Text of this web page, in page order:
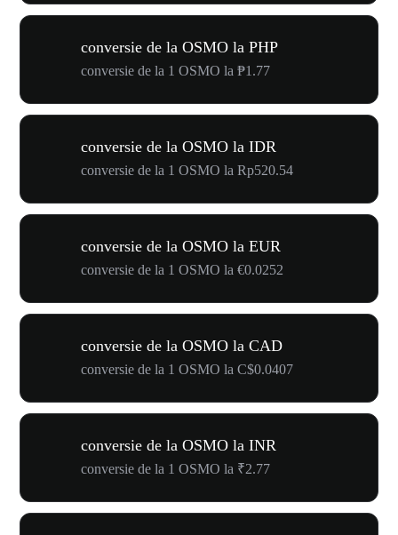
conversie de la OSMO la PHP
conversie de la 1 OSMO la ₱1.77
conversie de la OSMO la IDR
conversie de la 1 OSMO la Rp520.54
conversie de la OSMO la EUR
conversie de la 1 OSMO la €0.0252
conversie de la OSMO la CAD
conversie de la 1 OSMO la C$0.0407
conversie de la OSMO la INR
conversie de la 1 OSMO la ₹2.77